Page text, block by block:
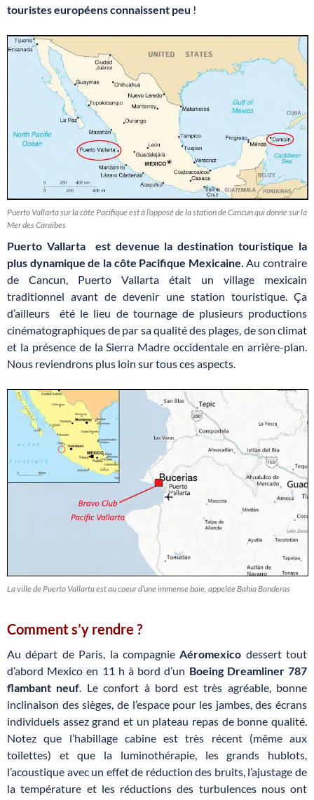
touristes européens connaissent peu !
Puerto Vallarta sur la côte Pacifique est à l’opposé de la station de Cancun qui donne sur la
Mer des Caraïbes
Puerto Vallarta est devenue la destination touristique la
plus dynamique de la côte Pacifique Mexicaine. Au contraire
de Cancun, Puerto Vallarta était un village mexicain
traditionnel avant de devenir une station touristique. Ça
d’ailleurs été le lieu de tournage de plusieurs productions
cinématographiques de par sa qualité des plages, de son climat
et la présence de la Sierra Madre occidentale en arrière-plan.
Nous reviendrons plus loin sur tous ces aspects.
La ville de Puerto Vallarta est au coeur d’une immense baie, appelée Bahia Banderas
Comment s’y rendre ?
Au départ de Paris, la compagnieAéromexico dessert tout
d’abord Mexico en 11 h à bord d’un Boeing Dreamliner 787
flambant neuf. Le confort à bord est très agréable, bonne
inclinaison des sièges, de l’espace pour les jambes, des écrans
individuels assez grand et un plateau repas de bonne qualité.
Notez que l’habillage cabine est très récent (même aux
toilettes) et que la luminothérapie, les grands hublots,
l’acoustique avec un effet de réduction des bruits, l’ajustage de
la température et les réductions des turbulences nous ont